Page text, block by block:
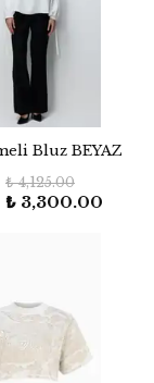
Bluz BEYAZ
₺ 4,125.00
₺ 3,300.00